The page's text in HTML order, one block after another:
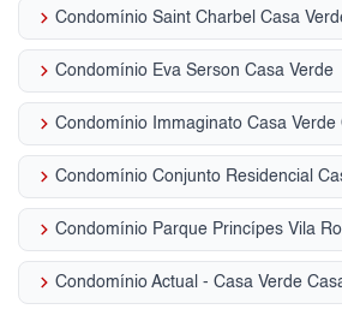
keyboard_arrow_right Condomínio Saint Charbel Casa
keyboard_arrow_right Condomínio Eva Serson Casa Verde
keyboard_arrow_right Condomínio Immaginato Casa Verde
keyboard_arrow_right
keyboard_arrow_right Condomínio Parque Princípes Vila
keyboard_arrow_right Condomínio Actual - Casa Verde